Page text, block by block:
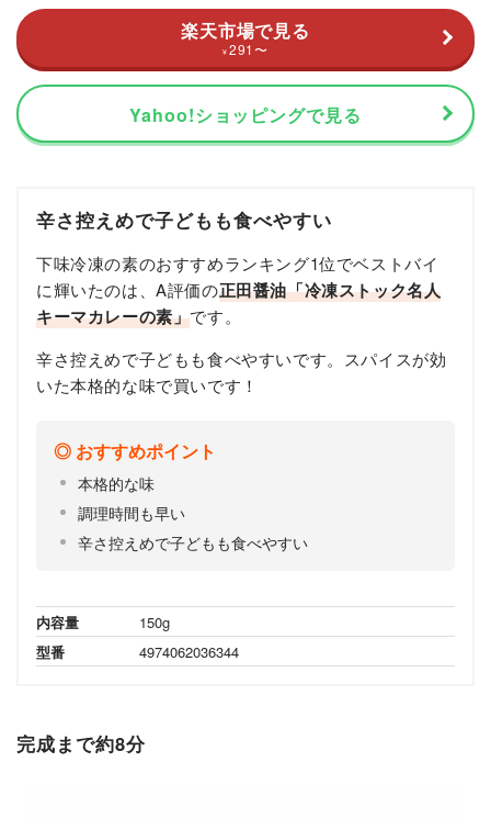
楽天市場で見る
¥ 291〜
Yahoo!ショッピングで見る
辛さ控えめで子どもも食べやすい
下味冷凍の素のおすすめランキング1位でベストバイ
に輝いたのは、A評価の正田醤油「冷凍ストック名人
キーマカレーの素」です。
辛さ控えめで子どもも食べやすいです。スパイスが効
いた本格的な味で買いです！
おすすめポイント
本格的な味
調理時間も早い
辛さ控えめで子どもも食べやすい
内容量
150g
型番
4974062036344
完成まで約8分